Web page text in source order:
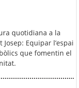
quotidiana a la
Equipar l’espai
que fomentin el